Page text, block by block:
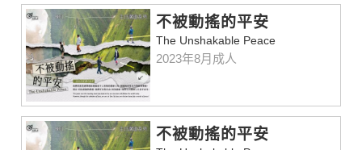
不被動搖的平安
The Unshakable Peace
2023年8月成人
不被動搖的平安